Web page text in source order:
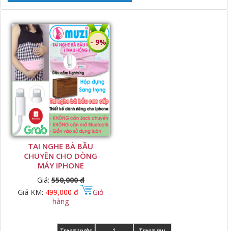
TAI NGHE BÀ BẦU
CHUYÊN CHO DÒNG
MÁY IPHONE
Giá: 550,000 đ
Giá KM: 499,000 đ
Giỏ
hàng
- 9%